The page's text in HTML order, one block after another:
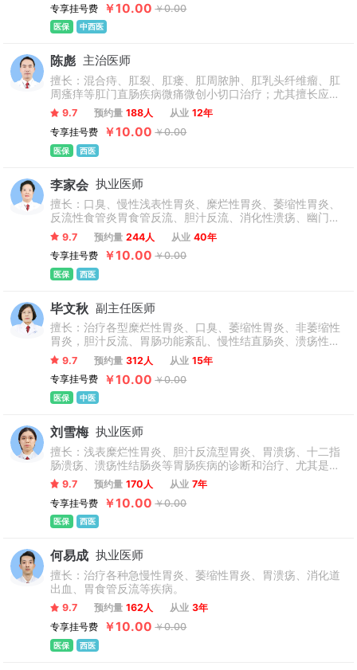
专享挂号费
￥10.00 ￥0.00
医保 中西医
陈彪 主治医师
擅长：混合痔、肛裂、肛瘘、肛周脓肿、肛乳头纤维瘤、肛
周瘙痒等肛门直肠疾病微痛微创小切口治疗；尤其擅长应用
现代微创先进技术如：TST、RPH治疗难治性痔疮。
9.7 预约量 188人 从业 12年
专享挂号费
￥10.00 ￥0.00
医保 西医
李家会 执业医师
擅长：口臭、慢性浅表性胃炎、糜烂性胃炎、萎缩性胃炎、
反流性食管炎胃食管反流、胆汁反流、消化性溃疡、幽门螺
旋杆菌感染、胃肠息肉、功能性胃肠病、结肠炎、肠易激综
合征，各种便秘、腹泻等。
9.7 预约量 244人 从业 40年
专享挂号费
￥10.00 ￥0.00
医保 西医
毕文秋 副主任医师
擅长：治疗各型糜烂性胃炎、口臭、萎缩性胃炎、非萎缩性
胃炎，胆汁反流、胃肠功能紊乱、慢性结直肠炎、溃疡性结
肠炎、胃肠息肉肿物以及消化道的各种疑难杂症，尤其是对
于顽固性便秘有治疗方法。
9.7 预约量 312人 从业 15年
专享挂号费
￥10.00 ￥0.00
医保 中医
刘雪梅 执业医师
擅长：浅表糜烂性胃炎、胆汁反流型胃炎、胃溃疡、十二指
肠溃疡、溃疡性结肠炎等胃肠疾病的诊断和治疗、尤其是溃
疡性结肠炎，消化性溃疡的治疗方法。
9.7 预约量 170人 从业 7年
专享挂号费
￥10.00 ￥0.00
医保 西医
何易成 执业医师
擅长：治疗各种急慢性胃炎、萎缩性胃炎、胃溃疡、消化道
出血、胃食管反流等疾病。
9.7 预约量 162人 从业 3年
专享挂号费
￥10.00 ￥0.00
医保 西医